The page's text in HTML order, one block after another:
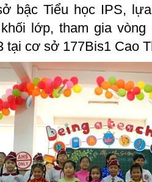
bậc Tiểu học IPS,
lớp, tham gia vòng
tại cơ sở 177Bis1 Cao